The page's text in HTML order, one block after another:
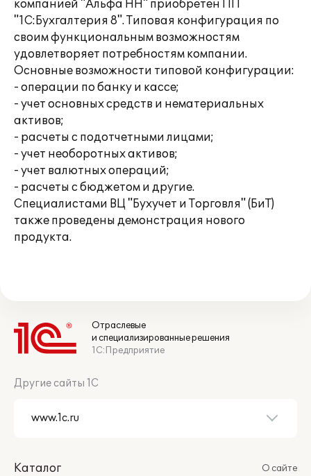
компанией "Альфа НН" приобретен ПП
"1С:Бухгалтерия 8". Типовая конфигурация по
своим функциональным возможностям
удовлетворяет потребностям компании.
Основные возможности типовой конфигурации:
- операции по банку и кассе;
- учет основных средств и нематериальных
активов;
- расчеты с подотчетными лицами;
- учет необоротных активов;
- учет валютных операций;
- расчеты с бюджетом и другие.
Специалистами ВЦ "Бухучет и Торговля" (БиТ)
также проведены демонстрация нового
продукта.
Отраслевые
и специализированные решения
1С:Предприятие
Другие сайты 1С
Каталог
О сайте